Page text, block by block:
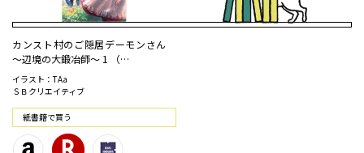
カンスト村のご隠居デーモンさん
～辺境の大鍛冶師～ 1 （…
イラスト：TAa
ＳＢクリエイティブ
紙書籍で買う